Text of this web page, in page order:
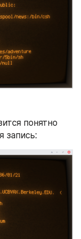
понятно
запись: